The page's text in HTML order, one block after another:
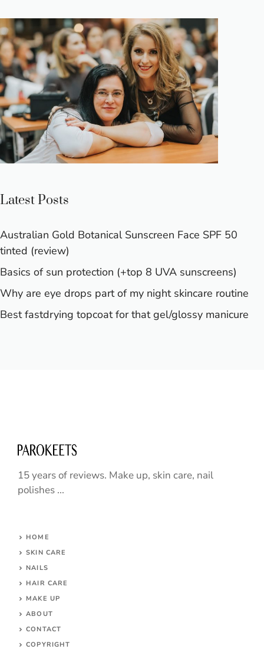
Latest Posts
Australian Gold Botanical Sunscreen Face SPF 50
tinted (review)
Basics of sun protection (+top 8 UVA sunscreens)
Why are eye drops part of my night skincare routine
Best fastdrying topcoat for that gel/glossy manicure
15 years of reviews. Make up, skin care, nail
polishes ...
HOME
SKIN CARE
NAILS
HAIR CARE
MAKE UP
ABOUT
CONTACT
COPYRIGHT